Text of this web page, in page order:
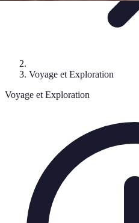
Voyage et Exploration
Voyage et Exploration